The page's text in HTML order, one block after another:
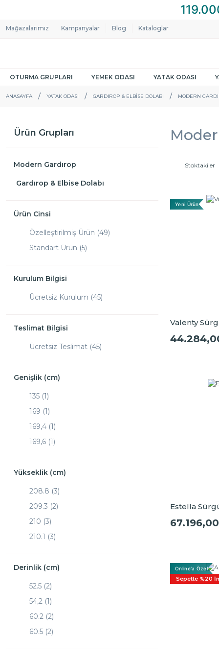
Mağazalarımız Kampanyalar Blog Kataloglar
OTURMA GRUPLARI YEMEK ODASI YATAK ODASI
ANASAYFA YATAK ODASI GARDIROP & ELBISE DOLABI MODERN
Ürün Grupları
Modern Gardırop
Gardırop & Elbise Dolabı
Ürün Cinsi
Özelleştirilmiş Ürün (49)
Standart Ürün (5)
Kurulum Bilgisi
Ücretsiz Kurulum (45)
Teslimat Bilgisi
Ücretsiz Teslimat (45)
Genişlik (cm)
135 (1)
169 (1)
169,4 (1)
169,6 (1)
179,6 (1)
180.2 (2)
184 (1)
185.8 (1)
211.8 (1)
212.6 (1)
Yükseklik (cm)
208.8 (3)
209.3 (2)
210 (3)
210.1 (3)
211.3 (3)
212.6 (2)
213.4 (1)
218 (3)
218.8 (2)
Derinlik (cm)
52.5 (2)
54,2 (1)
60.2 (2)
60.5 (2)
Stoktakiler
Yeni Ürün
Valenty
Estella
Online'a Özel
Sepette %20